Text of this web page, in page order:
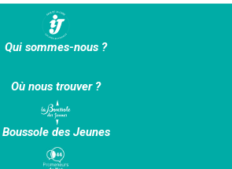
Qui sommes-nous ?
Où nous trouver ?
Boussole des Jeunes